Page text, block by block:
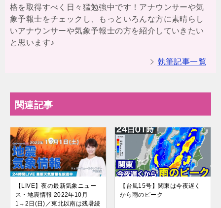
格を取得すべく日々猛勉強中です！アナウンサーや気
象予報士をチェックし、もっといろんな方に素晴らし
いアナウンサーや気象予報士の方を紹介していきたい
と思います♪
執筆記事一覧
関連記事
【LIVE】夜の最新気象ニュー
ス・地震情報 2022年10月
1→2日(日)／東北以南は残暑続
【台風15号】関東は今夜遅く
から雨のピーク